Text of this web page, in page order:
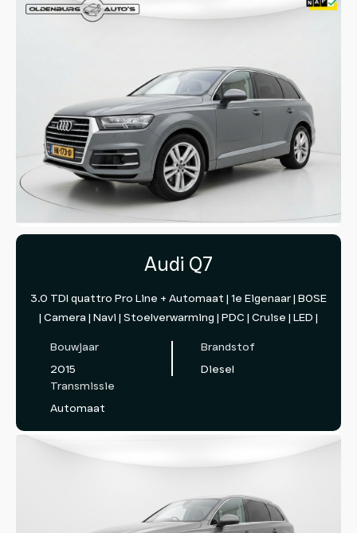
Audi Q7
3.0 TDI quattro Pro Line + Automaat | 1e Eigenaar | BOSE
| Camera | Navi | Stoelverwarming | PDC | Cruise | LED |
Bouwjaar
2015
Brandstof
Diesel
Transmissie
Automaat